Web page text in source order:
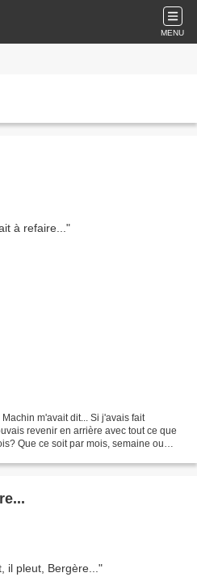
MENU
m'avait dit... Si j'avais fait
revenir en arrière avec tout ce que
Que ce soit par mois, semaine ou